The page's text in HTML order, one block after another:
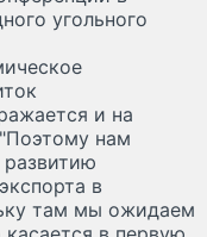
угольного
и на
нам
в
там мы ожидаем